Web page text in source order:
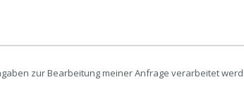
zur Bearbeitung meiner Anfrage verarbeitet